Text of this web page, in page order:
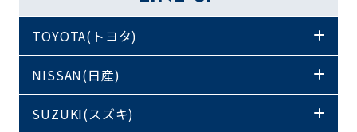
TOYOTA(トヨタ)
NISSAN(日産)
SUZUKI(スズキ)